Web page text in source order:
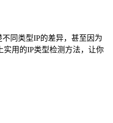
同类型IP的差异，甚至因为
实用的IP类型检测方法，让你